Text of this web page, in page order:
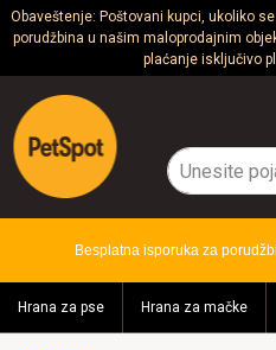
Obaveštenje: Poštovani kupci, ukoliko
porudžbina u našim maloprodajnim
plaćanje isključivo
Psi
Mačke
Glodari
Akvaristika
Teraristika
Besplatna isporuka za
Hrana za pse Hrana za mačke